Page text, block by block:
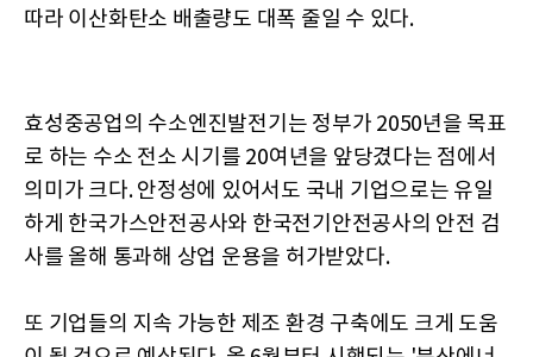
따라 이산화탄소 배출량도 대폭 줄일 수 있다.
효성중공업의 수소엔진발전기는 정부가 2050년을 목표
로 하는 수소 전소 시기를 20여년을 앞당겼다는 점에서
의미가 크다. 안정성에 있어서도 국내 기업으로는 유일
하게 한국가스안전공사와 한국전기안전공사의 안전 검
사를 올해 통과해 상업 운용을 허가받았다.
또 기업들의 지속 가능한 제조 환경 구축에도 크게 도움